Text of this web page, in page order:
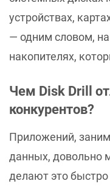
устройствах,
— одним словом,
накопителях,
Чем Disk Drill
конкурентов?
Приложений,
данных, довольно
делают это быстро